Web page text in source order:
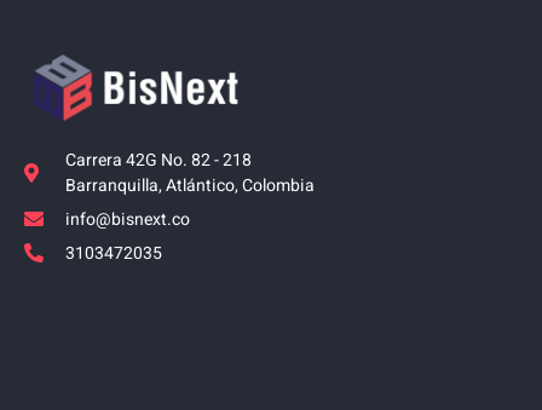
Carrera 42G No. 82 - 218
Barranquilla, Atlántico, Colombia
info@bisnext.co
3103472035